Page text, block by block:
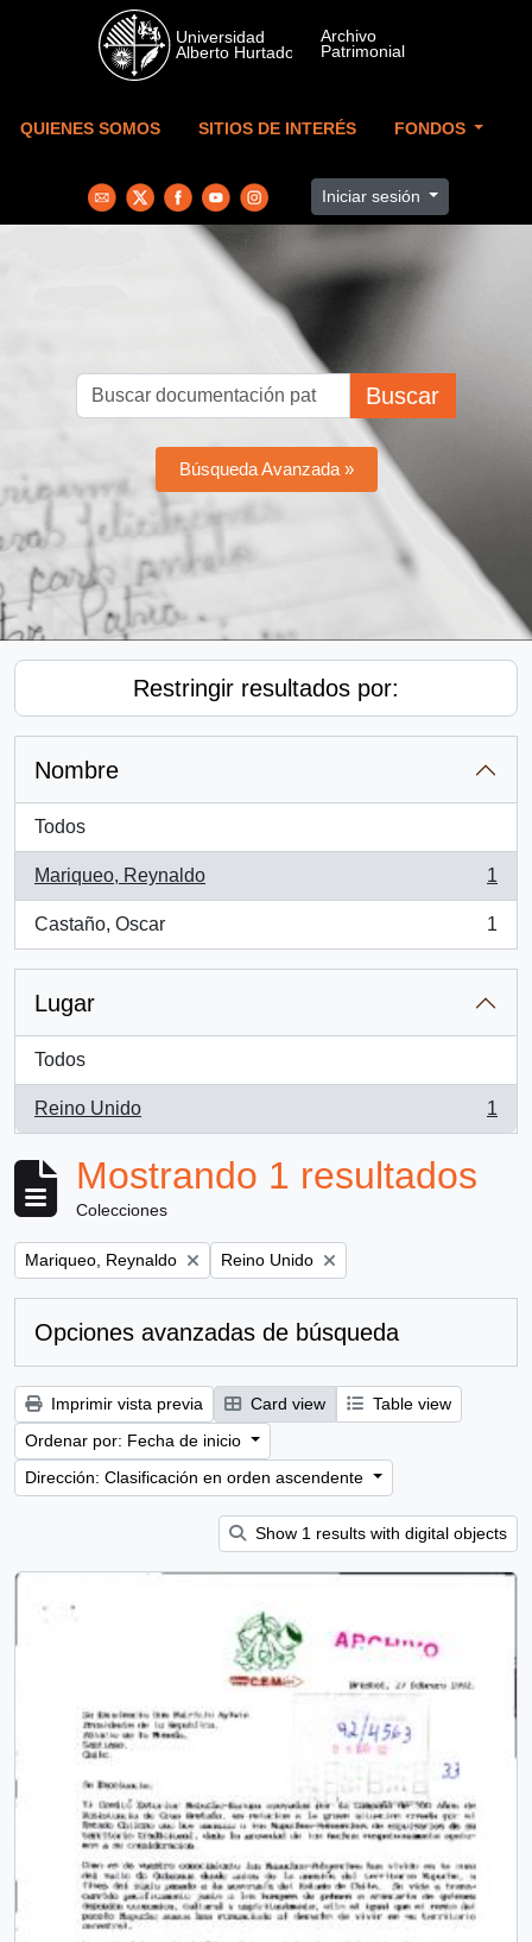
Skip to main content
QUIENES SOMOS SITIOS DE INTERÉS FONDOS
Iniciar sesión
Buscar
Búsqueda Avanzada »
Restringir resultados por:
Nombre
Todos
Mariqueo, Reynaldo
, 1 resultados
1
Castaño, Oscar
, 1 resultados
1
Lugar
Todos
Reino Unido
, 1 resultados
1
Mostrando 1 resultados
Colecciones
Remove filter:
Mariqueo, Reynaldo Remove filter:
Reino Unido
Opciones avanzadas de búsqueda
Imprimir vista previa Card view
Table view
Ordenar por: Fecha de inicio
Dirección: Clasificación en orden ascendente
Show 1 results with digital objects